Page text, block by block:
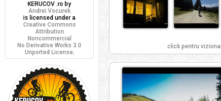
click pentru
KERUCOV .ro by
Andrei Vocurek
is licensed under a
Creative Commons
Attribution
Noncommercial
No Derivative Works 3.0
Unported License.